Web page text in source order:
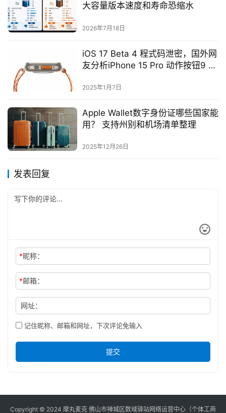
大容量版本速度和寿命恐缩水
2026年7月18日
iOS 17 Beta 4 程式码泄密，国外网
友分析iPhone 15 Pro 动作按钮9 项
2025年1月7日
Apple Wallet数字身份证哪些国家能
用？ 支持州别和机场清单整理
2025年12月26日
发表回复
*昵称：
*邮箱：
网址：
记住昵称、邮箱和网址，下次评论免输入
提交
Copyright © 2024 摩丸麦克 佛山市禅城区数域驿站网络运营中心（个体工商